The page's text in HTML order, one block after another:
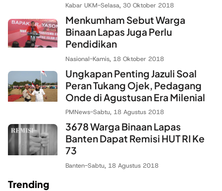
Kabar UKM-Selasa, 30 Oktober 2018
Menkumham Sebut Warga
Binaan Lapas Juga Perlu
Pendidikan
Nasional-Kamis, 18 Oktober 2018
Ungkapan Penting Jazuli Soal
Peran Tukang Ojek, Pedagang
Onde di Agustusan Era Milenial
PMNews-Sabtu, 18 Agustus 2018
3678 Warga Binaan Lapas
Banten Dapat Remisi HUT RI Ke
73
Banten-Sabtu, 18 Agustus 2018
Trending